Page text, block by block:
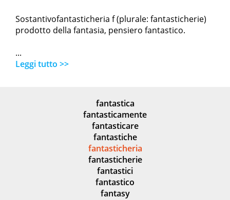
Sostantivofantasticheria f (plurale: fantasticherie)
prodotto della fantasia, pensiero fantastico.
...
Leggi tutto >>
fantastica
fantasticamente
fantasticare
fantastiche
fantasticheria
fantasticherie
fantastici
fantastico
fantasy